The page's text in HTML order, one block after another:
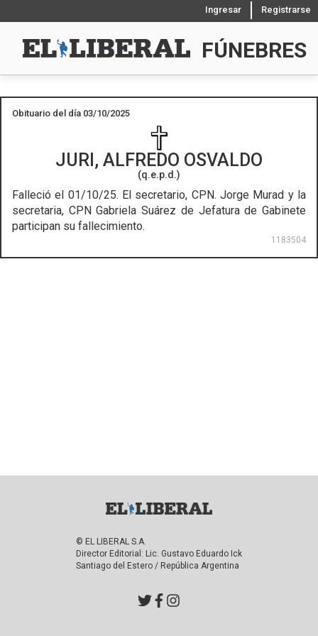
Ingresar Registrarse
FÚNEBRES
Obituario del día 03/10/2025
JURI, ALFREDO OSVALDO
(q.e.p.d.)
Falleció el 01/10/25. El secretario, CPN. Jorge Murad y la
secretaria, CPN Gabriela Suárez de Jefatura de Gabinete
participan su fallecimiento.
1183504
© EL LIBERAL S.A.
Director Editorial: Lic. Gustavo Eduardo Ick
Santiago del Estero / República Argentina